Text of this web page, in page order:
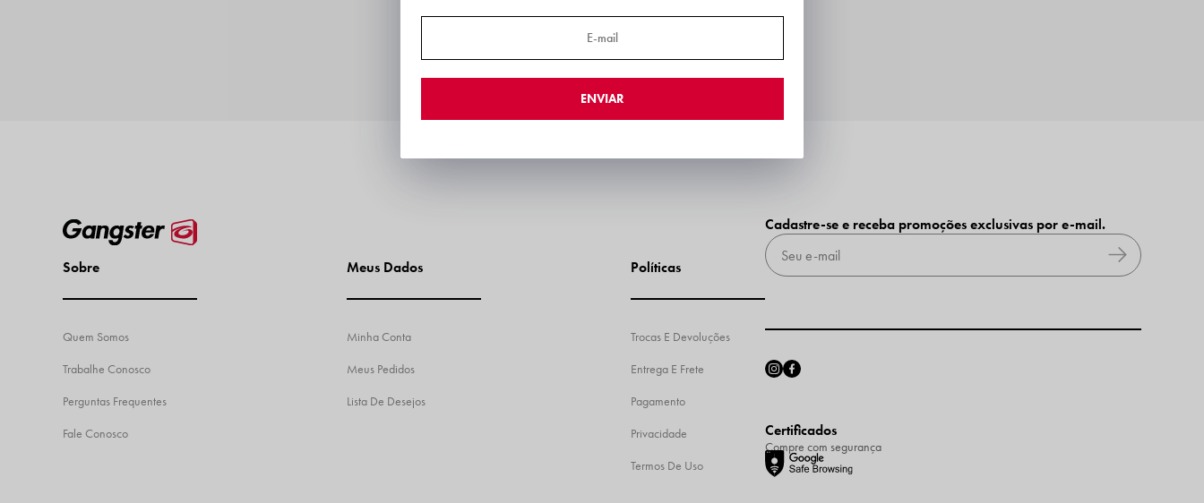
Sobre
Quem Somos
Trabalhe Conosco
Perguntas Frequentes
Fale Conosco
Meus Dados
Minha Conta
Meus Pedidos
Lista De Desejos
Políticas
Trocas E Devoluções
Entrega E Frete
Pagamento
Privacidade
Termos De Uso
Cadastre-se e receba promoções exclusivas por e-mail.
Certificados
Compre com segurança
ENVIAR